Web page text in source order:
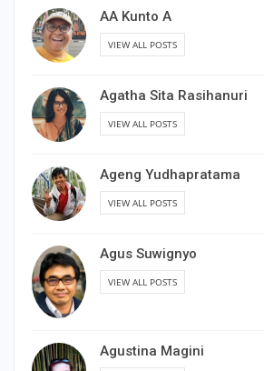
AA Kunto A
VIEW ALL POSTS
Agatha Sita Rasihanuri
VIEW ALL POSTS
Ageng Yudhapratama
VIEW ALL POSTS
Agus Suwignyo
VIEW ALL POSTS
Agustina Magini